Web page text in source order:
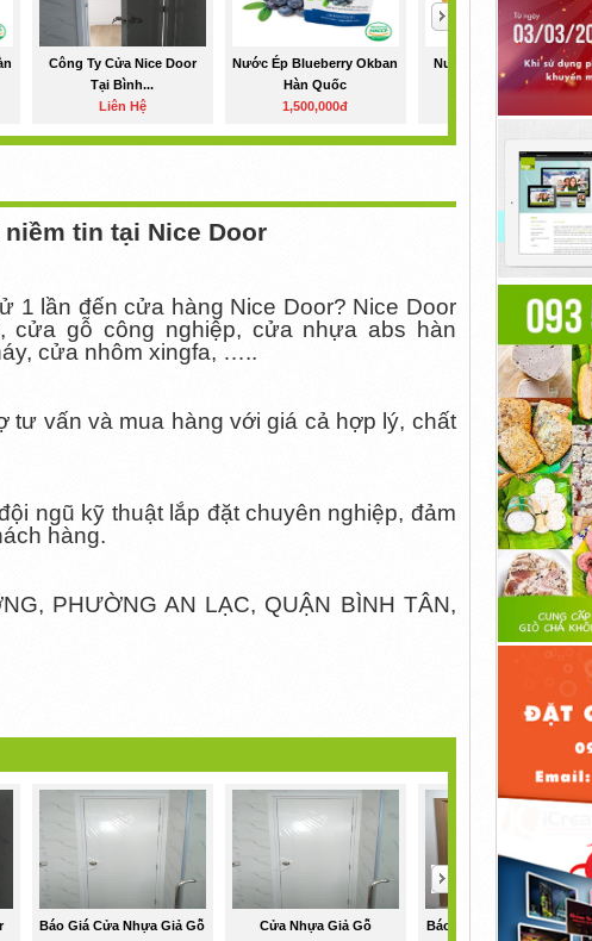
Công Ty Cửa Nice Door
Tại Bình...
Liên Hệ
Nước Ép Blueberry Okban
Hàn Quốc
1,500,000đ
Nước Ép Lê Okban Hàn
Quốc
>
tin tại Nice Door
1 lần đến cửa hàng Nice Door? Nice Door
cửa gỗ công nghiệp, cửa nhựa abs hàn
cửa nhôm xingfa, …..
vấn và mua hàng với giá cả hợp lý, chất
ngũ kỹ thuật lắp đặt chuyên nghiệp, đảm
hàng.
PHƯỜNG AN LẠC, QUẬN BÌNH TÂN,
Báo Giá Cửa Nhựa Giả Gỗ
Cửa Nhựa Giả Gỗ
Báo Giá Cửa Tại Tân Bình
>